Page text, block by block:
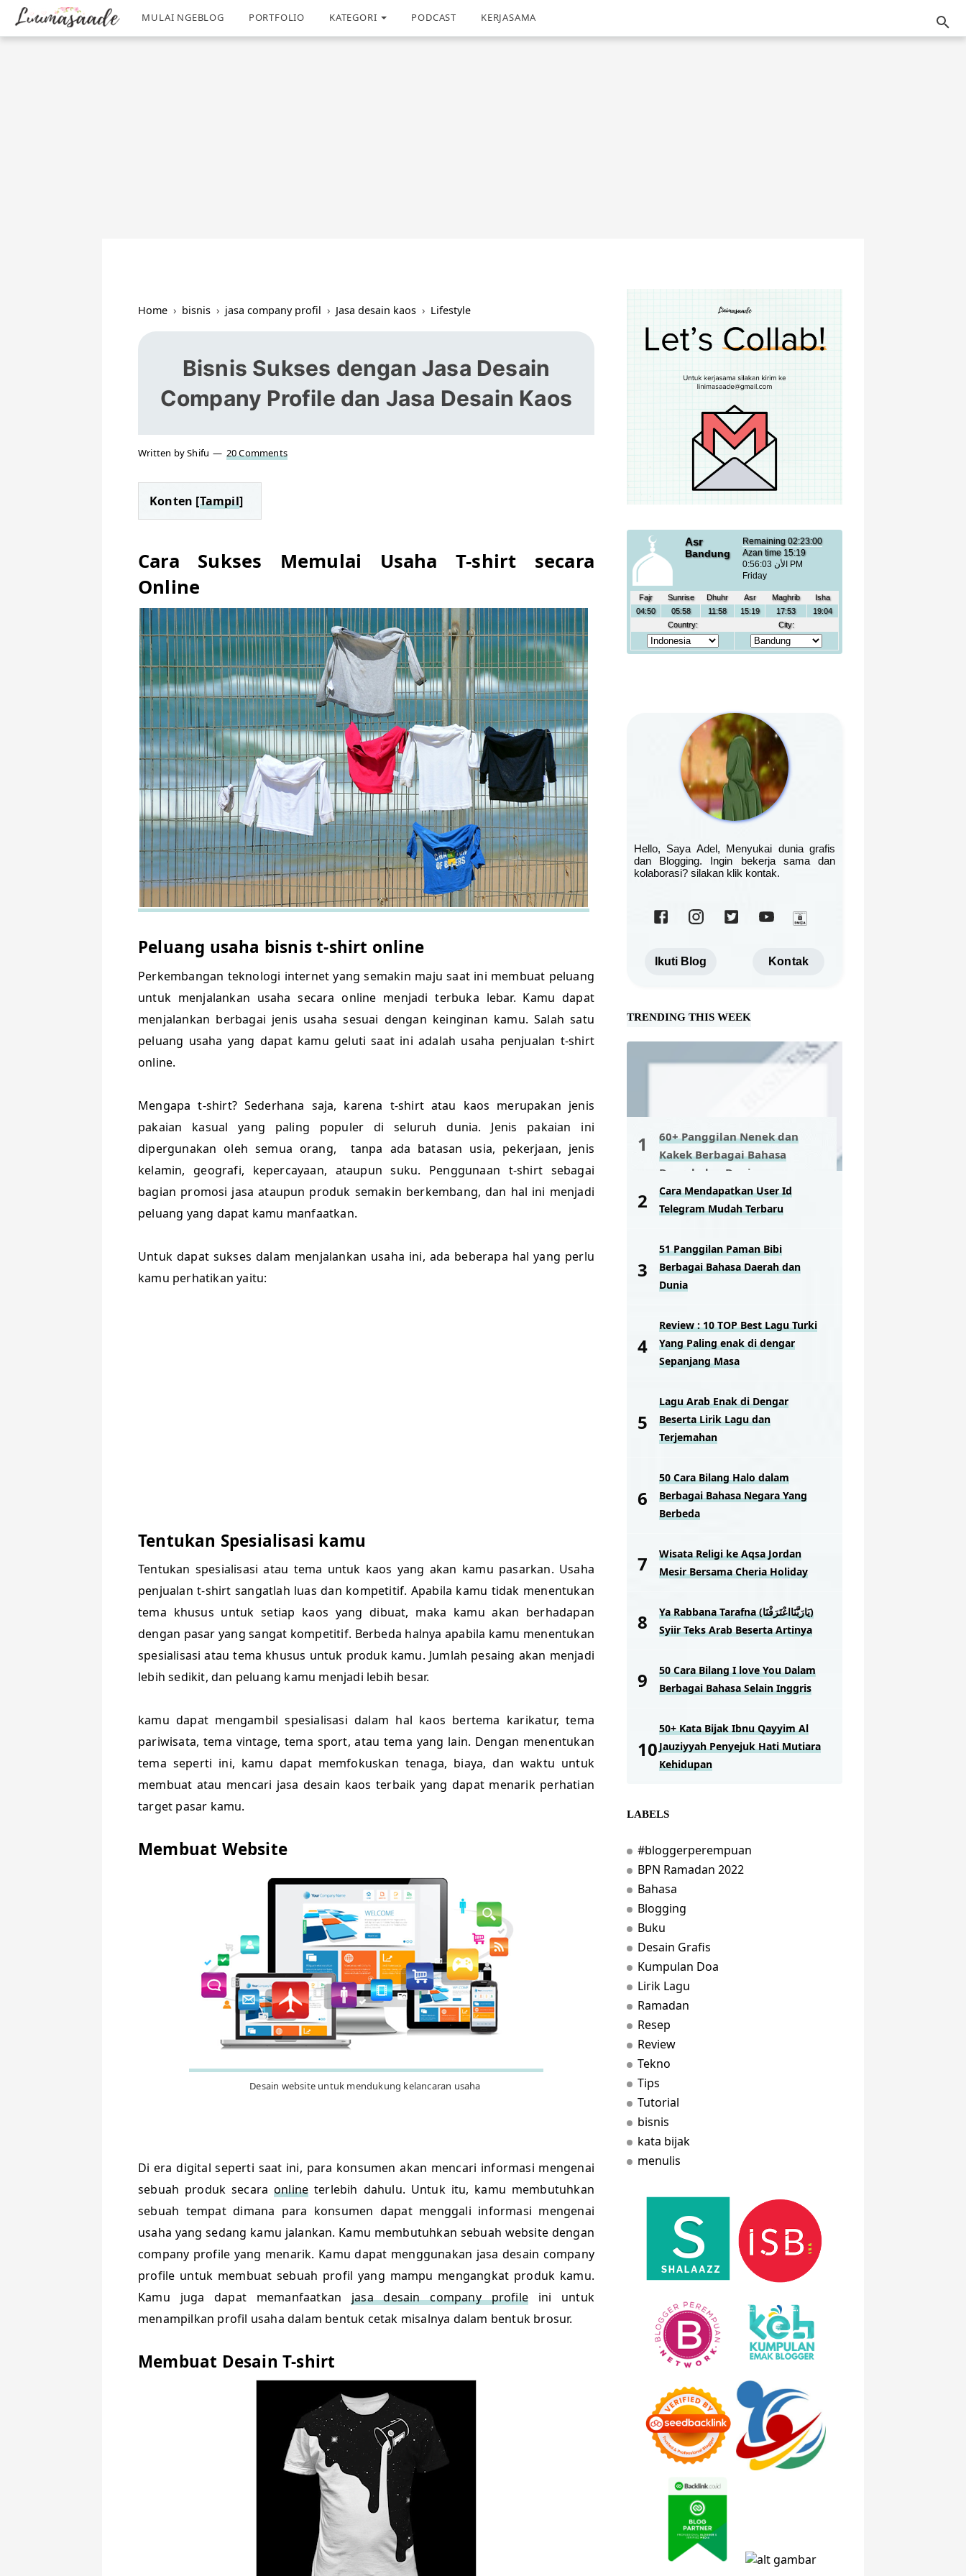
MULAI NGEBLOG PORTFOLIO KATEGORI PODCAST KERJASAMA
Home › bisnis › jasa company profil › Jasa desain kaos › Lifestyle
Bisnis Sukses dengan Jasa Desain
Company Profile dan Jasa Desain Kaos
Written by Shifu 20 Comments
Konten [Tampil]
Cara Sukses Memulai Usaha T-shirt secara
Online
Peluang usaha bisnis t-shirt online
Perkembangan teknologi internet yang semakin maju saat ini membuat peluang
untuk menjalankan usaha secara online menjadi terbuka lebar. Kamu dapat
menjalankan berbagai jenis usaha sesuai dengan keinginan kamu. Salah satu
peluang usaha yang dapat kamu geluti saat ini adalah usaha penjualan t-shirt
online.
Mengapa t-shirt? Sederhana saja, karena t-shirt atau kaos merupakan jenis
pakaian kasual yang paling populer di seluruh dunia. Jenis pakaian ini
dipergunakan oleh semua orang, tanpa ada batasan usia, pekerjaan, jenis
kelamin, geografi, kepercayaan, ataupun suku. Penggunaan t-shirt sebagai
bagian promosi jasa ataupun produk semakin berkembang, dan hal ini menjadi
peluang yang dapat kamu manfaatkan.
Untuk dapat sukses dalam menjalankan usaha ini, ada beberapa hal yang perlu
kamu perhatikan yaitu:
Tentukan Spesialisasi kamu
Tentukan spesialisasi atau tema untuk kaos yang akan kamu pasarkan. Usaha
penjualan t-shirt sangatlah luas dan kompetitif. Apabila kamu tidak menentukan
tema khusus untuk setiap kaos yang dibuat, maka kamu akan berhadapan
dengan pasar yang sangat kompetitif. Berbeda halnya apabila kamu menentukan
spesialisasi atau tema khusus untuk produk kamu. Jumlah pesaing akan menjadi
lebih sedikit, dan peluang kamu menjadi lebih besar.
kamu dapat mengambil spesialisasi dalam hal kaos bertema karikatur, tema
pariwisata, tema vintage, tema sport, atau tema yang lain. Dengan menentukan
tema seperti ini, kamu dapat memfokuskan tenaga, biaya, dan waktu untuk
membuat atau mencari jasa desain kaos terbaik yang dapat menarik perhatian
target pasar kamu.
Membuat Website
Desain website untuk mendukung kelancaran usaha
Di era digital seperti saat ini, para konsumen akan mencari informasi mengenai
sebuah produk secaraonline terlebih dahulu. Untuk itu, kamu membutuhkan
sebuah tempat dimana para konsumen dapat menggali informasi mengenai
usaha yang sedang kamu jalankan. Kamu membutuhkan sebuah website dengan
company profile yang menarik. Kamu dapat menggunakan jasa desain company
profile untuk membuat sebuah profil yang mampu mengangkat produk kamu.
Kamu juga dapat memanfaatkan jasa desain company profileini untuk
menampilkan profil usaha dalam bentuk cetak misalnya dalam bentuk brosur.
Membuat Desain T-shirt
Hello, Saya Adel, Menyukai dunia grafis
dan Blogging. Ingin bekerja sama dan
kolaborasi? silakan klik kontak.
Ikuti Blog Kontak
TRENDING THIS WEEK
60+ Panggilan Nenek dan
Kakek Berbagai Bahasa
Daerah dan Dunia
Cara Mendapatkan User Id
Telegram Mudah Terbaru
51 Panggilan Paman Bibi
Berbagai Bahasa Daerah dan
Dunia
Review : 10 TOP Best Lagu Turki
Yang Paling enak di dengar
Sepanjang Masa
Lagu Arab Enak di Dengar
Beserta Lirik Lagu dan
Terjemahan
50 Cara Bilang Halo dalam
Berbagai Bahasa Negara Yang
Berbeda
Wisata Religi ke Aqsa Jordan
Mesir Bersama Cheria Holiday
Ya Rabbana Tarafna (يَارَبَّنَااعْتَرَفْنَا)
Syiir Teks Arab Beserta Artinya
50 Cara Bilang I love You Dalam
Berbagai Bahasa Selain Inggris
50+ Kata Bijak Ibnu Qayyim Al
Jauziyyah Penyejuk Hati Mutiara
Kehidupan
LABELS
#bloggerperempuan
BPN Ramadan 2022
Bahasa
Blogging
Buku
Desain Grafis
Kumpulan Doa
Lirik Lagu
Ramadan
Resep
Review
Tekno
Tips
Tutorial
bisnis
kata bijak
menulis